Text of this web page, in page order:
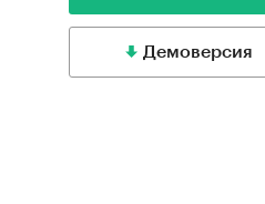
Демоверсия